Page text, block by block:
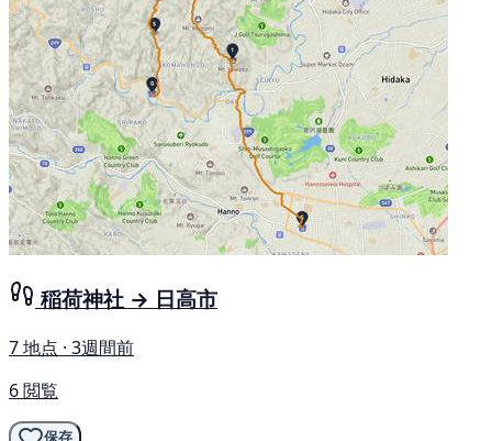
稲荷神社 → 日高市
7 地点 · 3週間前
6 閲覧
保存